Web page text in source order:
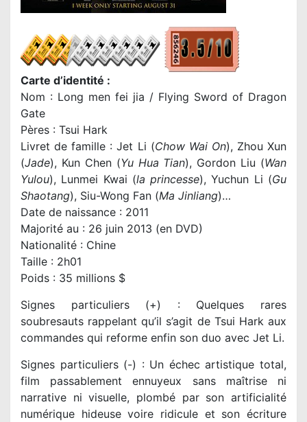
Carte d’identité :
Nom : Long men fei jia / Flying Sword of Dragon
Gate
Pères : Tsui Hark
Livret de famille : Jet Li (Chow Wai On), Zhou Xun
(Jade), Kun Chen (Yu Hua Tian), Gordon Liu (Wan
Yulou), Lunmei Kwai (la princesse), Yuchun Li (Gu
Shaotang), Siu-Wong Fan (Ma Jinliang)…
Date de naissance : 2011
Majorité au : 26 juin 2013 (en DVD)
Nationalité : Chine
Taille : 2h01
Poids : 35 millions $
Signes particuliers (+) : Quelques rares
soubresauts rappelant qu’il s’agit de Tsui Hark aux
commandes qui reforme enfin son duo avec Jet Li.
Signes particuliers (-) : Un échec artistique total,
film passablement ennuyeux sans maîtrise ni
narrative ni visuelle, plombé par son artificialité
numérique hideuse voire ridicule et son écriture